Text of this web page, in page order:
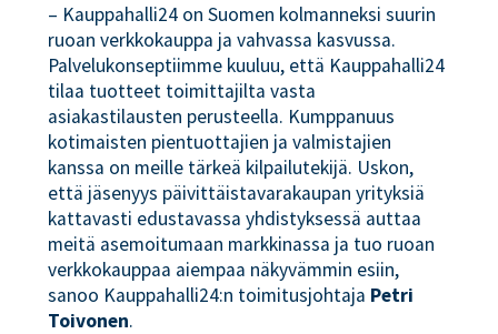
– Kauppahalli24 on Suomen kolmanneksi suurin
ruoan verkkokauppa ja vahvassa kasvussa.
Palvelukonseptiimme kuuluu, että Kauppahalli24
tilaa tuotteet toimittajilta vasta
asiakastilausten perusteella. Kumppanuus
kotimaisten pientuottajien ja valmistajien
kanssa on meille tärkeä kilpailutekijä. Uskon,
että jäsenyys päivittäistavarakaupan yrityksiä
kattavasti edustavassa yhdistyksessä auttaa
meitä asemoitumaan markkinassa ja tuo ruoan
verkkokauppaa aiempaa näkyvämmin esiin,
sanoo Kauppahalli24:n toimitusjohtaja Petri
Toivonen.